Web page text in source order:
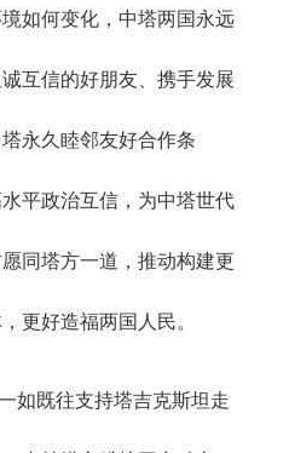
如何变化，中塔两国永远
互信的好朋友、携手发展
永久睦邻友好合作条
平政治互信，为中塔世代
同塔方一道，推动构建更
更好造福两国人民。
如既往支持塔吉克斯坦走